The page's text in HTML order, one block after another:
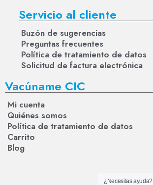
Servicio al cliente
Buzón de sugerencias
Preguntas frecuentes
Política de tratamiento de datos
Solicitud de factura electrónica
Vacúname CIC
Mi cuenta
Quiénes somos
Política de tratamiento de datos
Carrito
Blog
¿Necesitas ayuda?